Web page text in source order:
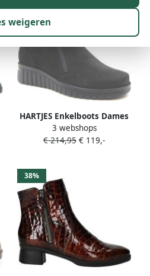
HARTJES Enkelboots Dames
172.2201 Country Boot
Maat: 42 5 Materiaal: Suède
3 webshops
€ 214,95 € 119,-
38%
weigeren